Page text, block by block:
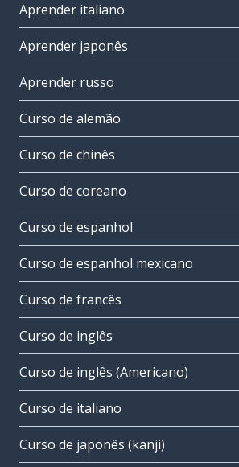
Aprender italiano
Aprender japonês
Aprender russo
Curso de alemão
Curso de chinês
Curso de coreano
Curso de espanhol
Curso de espanhol mexicano
Curso de francês
Curso de inglês
Curso de inglês (Americano)
Curso de italiano
Curso de japonês (kanji)